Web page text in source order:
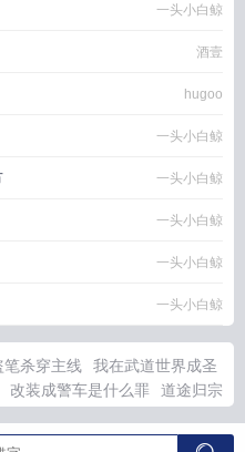
一头小白鲸
酒壹
hugoo
一头小白鲸
一头小白鲸
一头小白鲸
一头小白鲸
一头小白鲸
笔杀穿主线
我在武道世界成圣
改装成警车是什么罪
道途归宗
砚墨 从零开始动漫 道寻雲什